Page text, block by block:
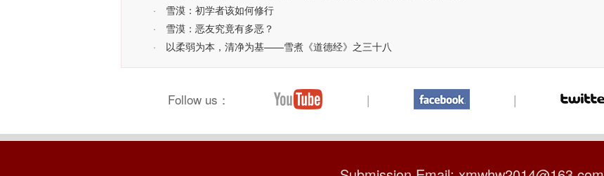
· 雪漠：初学者该如何修行
· 雪漠：恶友究竟有多恶？
· 以柔弱为本，清净为基——雪煮《道德经》之三十八
Follow us： | |